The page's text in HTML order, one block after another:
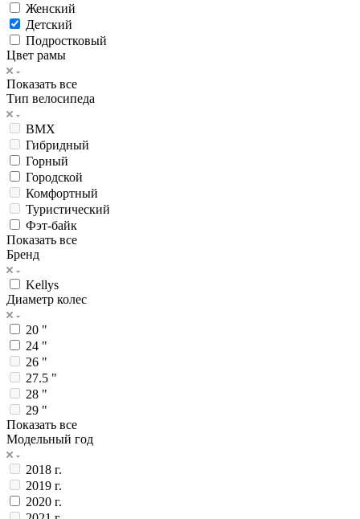
Женский
Детский
Подростковый
Цвет рамы
Показать все
Тип велосипеда
BMX
Гибридный
Горный
Городской
Комфортный
Туристический
Фэт-байк
Показать все
Бренд
Kellys
Диаметр колес
20 "
24 "
26 "
27.5 "
28 "
29 "
Показать все
Модельный год
2018 г.
2019 г.
2020 г.